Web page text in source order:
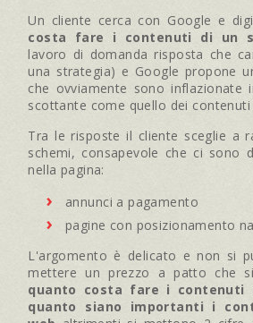
Un cliente cerca con Google e
costa fare i contenuti di un
lavoro di domanda risposta che
una strategia) e Google propone
che ovviamente sono inflazionate
scottante come quello dei contenuti
Tra le risposte il cliente sceglie a
schemi, consapevole che ci sono
nella pagina:
annunci a pagamento
pagine con posizionamento
L'argomento è delicato e non si
mettere un prezzo a patto che
quanto costa fare i contenuti
quanto siano importanti i